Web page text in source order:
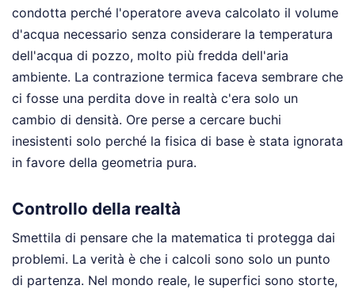
condotta perché l'operatore aveva calcolato il volume
d'acqua necessario senza considerare la temperatura
dell'acqua di pozzo, molto più fredda dell'aria
ambiente. La contrazione termica faceva sembrare che
ci fosse una perdita dove in realtà c'era solo un
cambio di densità. Ore perse a cercare buchi
inesistenti solo perché la fisica di base è stata ignorata
in favore della geometria pura.
Controllo della realtà
Smettila di pensare che la matematica ti protegga dai
problemi. La verità è che i calcoli sono solo un punto
di partenza. Nel mondo reale, le superfici sono storte,